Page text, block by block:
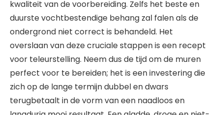
kwaliteit van de voorbereiding. Zelfs het beste en
duurste vochtbestendige behang zal falen als de
ondergrond niet correct is behandeld. Het
overslaan van deze cruciale stappen is een recept
voor teleurstelling. Neem dus de tijd om de muren
perfect voor te bereiden; het is een investering die
zich op de lange termijn dubbel en dwars
terugbetaalt in de vorm van een naadloos en